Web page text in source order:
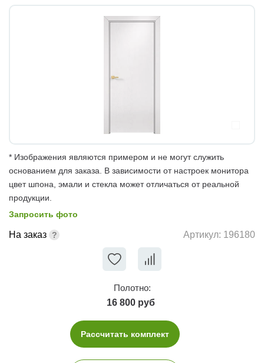
* Изображения являются примером и не могут служить
основанием для заказа. В зависимости от настроек монитора
цвет шпона, эмали и стекла может отличаться от реальной
продукции.
Запросить фото
На заказ Артикул: 196180
Полотно:
16 800 руб
Рассчитать комплект